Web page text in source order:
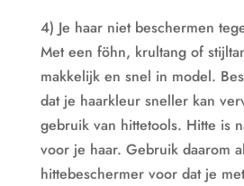
4) Je haar niet beschermen
Met een föhn, krultang of
makkelijk en snel in model.
dat je haarkleur sneller kan
gebruik van hittetools. Hitte is
voor je haar. Gebruik daarom
hittebeschermer voor dat je